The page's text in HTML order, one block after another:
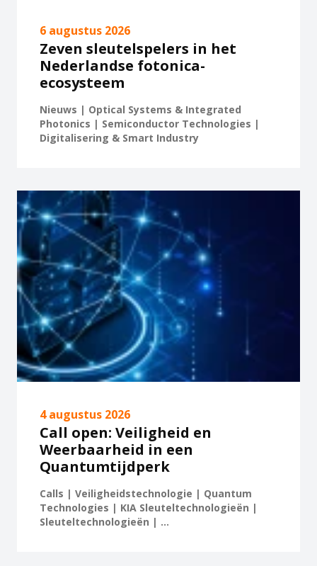
6 augustus 2026
Zeven sleutelspelers in het
Nederlandse fotonica-
ecosysteem
Nieuws | Optical Systems & Integrated
Photonics | Semiconductor Technologies |
Digitalisering & Smart Industry
4 augustus 2026
Call open: Veiligheid en
Weerbaarheid in een
Quantumtijdperk
Calls | Veiligheidstechnologie | Quantum
Technologies | KIA Sleuteltechnologieën |
Sleuteltechnologieën | ...